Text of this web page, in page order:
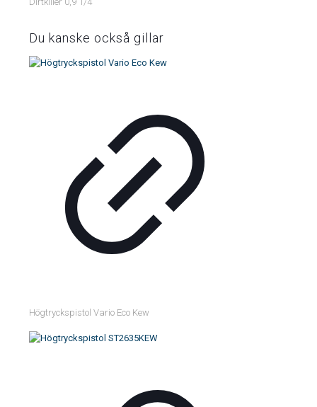
Du kanske också gillar
Högtryckspistol Vario Eco Kew